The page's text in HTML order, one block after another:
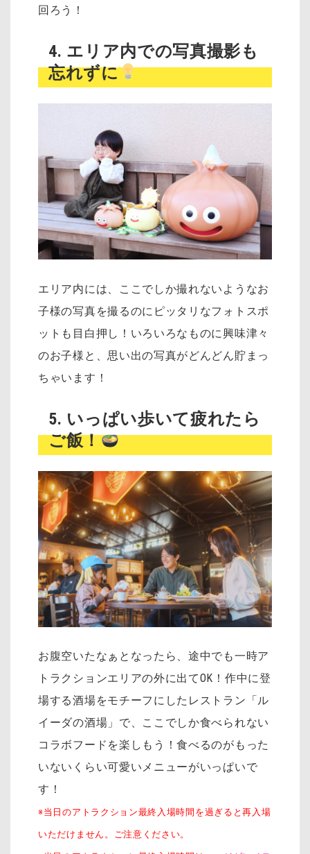
回ろう！
4. エリア内での写真撮影も
忘れずに
エリア内には、ここでしか撮れないようなお
子様の写真を撮るのにピッタリなフォトスポ
ットも目白押し！いろいろなものに興味津々
のお子様と、思い出の写真がどんどん貯まっ
ちゃいます！
5. いっぱい歩いて疲れたら
ご飯！
お腹空いたなぁとなったら、途中でも一時ア
トラクションエリアの外に出てOK！作中に登
場する酒場をモチーフにしたレストラン「 ル
イーダの酒場」で、ここでしか食べられない
コラボフードを楽しもう！食べるのがもった
いないくらい可愛いメニューがいっぱいで
す！
※当日のアトラクション最終入場時間を過ぎると再入場
いただけません。ご注意ください。